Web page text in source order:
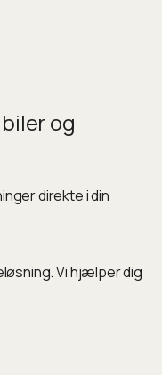
og
direkte i din
Vi hjælper dig